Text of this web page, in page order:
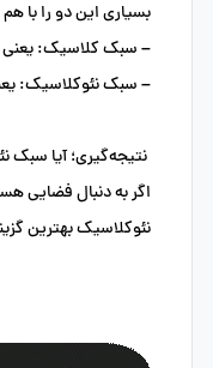
بسیاری این دو را با
–سبک کلاسیک:
–سبک نئوکلاسیک:
نتیجه‌گیری؛ آیا سبک
اگر به دنبال فضایی
نئوکلاسیک بهترین